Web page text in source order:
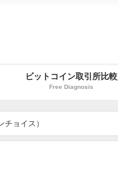
ビットコイン取引所比較
Free Diagnosis
チョイス）